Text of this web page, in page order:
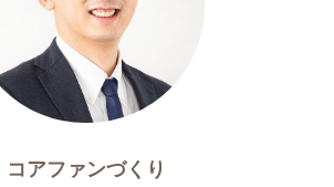
コアファンづくり